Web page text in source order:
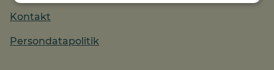
Kontakt
Persondatapolitik